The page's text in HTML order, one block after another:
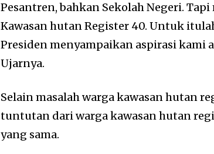
Pesantren, bahkan Sekolah Negeri.
Kawasan hutan Register 40. Untuk
Presiden menyampaikan aspirasi kami
Ujarnya.
Selain masalah warga kawasan hutan
tuntutan dari warga kawasan hutan
yang sama.